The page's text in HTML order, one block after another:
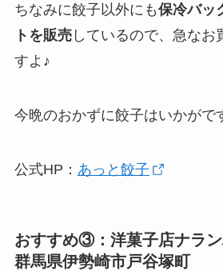
ちなみに餃子以外にも保冷バッ
トを販売しているので、急なお
すよ♪
今晩のおかずに餃子はいかがで
公式HP： あっと餃子
おすすめ③：洋菓子店ナラ
群馬県伊勢崎市戸谷塚町